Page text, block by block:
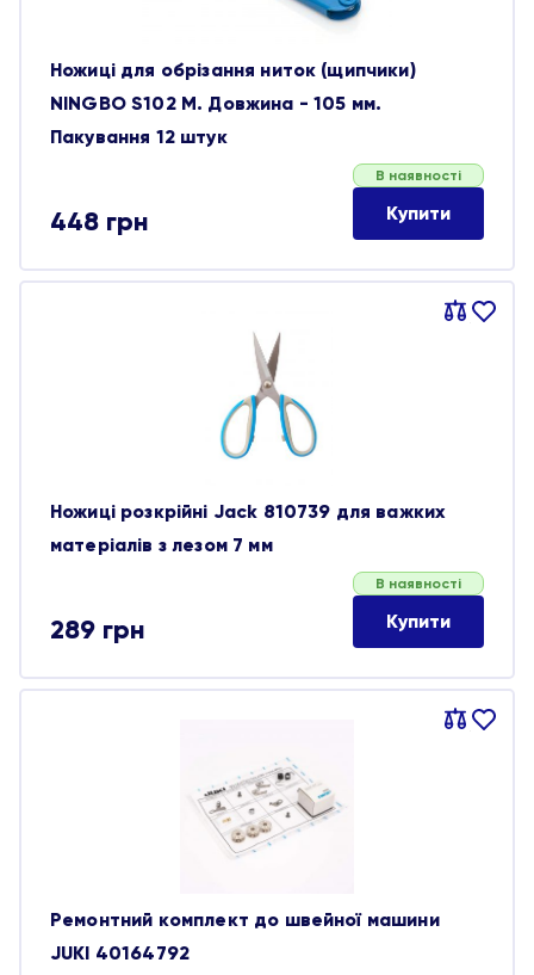
Ножиці для обрізання ниток (щипчики)
NINGBO S102 M. Довжина - 105 мм.
Пакування 12 штук
448 грн
В наявності
Купити
Порівняти
В
Ножиці розкрійні Jack 810739 для важких
матеріалів з лезом 7 мм
289 грн
В наявності
Купити
Порівняти
В
Ремонтний комплект до швейної машини
JUKI 40164792